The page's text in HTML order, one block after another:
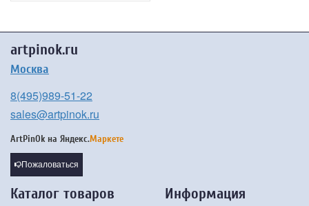
artpinok.ru
Москва
8(495)989-51-22
sales@artpinok.ru
ArtPinOk на Яндекс.Маркете
Пожаловаться
Каталог товаров Информация